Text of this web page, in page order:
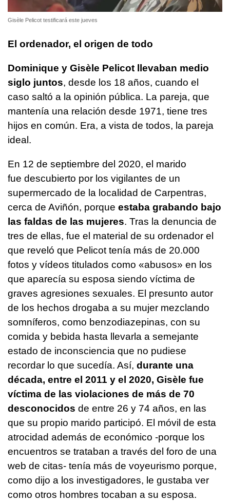
Gisèle Pelicot testificará este jueves
El ordenador, el origen de todo
Dominique y Gisèle Pelicot llevaban medio
siglo juntos, desde los 18 años, cuando el
caso saltó a la opinión pública. La pareja, que
mantenía una relación desde 1971, tiene tres
hijos en común. Era, a vista de todos, la pareja
ideal.
En 12 de septiembre del 2020, el marido
fue descubierto por los vigilantes de un
supermercado de la localidad de Carpentras,
cerca de Aviñón, porque estaba grabando bajo
las faldas de las mujeres. Tras la denuncia de
tres de ellas, fue el material de su ordenador el
que reveló que Pelicot tenía más de 20.000
fotos y vídeos titulados como «abusos» en los
que aparecía su esposa siendo víctima de
graves agresiones sexuales. El presunto autor
de los hechos drogaba a su mujer mezclando
somníferos, como benzodiazepinas, con su
comida y bebida hasta llevarla a semejante
estado de inconsciencia que no pudiese
recordar lo que sucedía. Así, durante una
década, entre el 2011 y el 2020, Gisèle fue
víctima de las violaciones de más de 70
desconocidos de entre 26 y 74 años, en las
que su propio marido participó. El móvil de esta
atrocidad además de económico -porque los
encuentros se trataban a través del foro de una
web de citas- tenía más de voyeurismo porque,
como dijo a los investigadores, le gustaba ver
como otros hombres tocaban a su esposa.